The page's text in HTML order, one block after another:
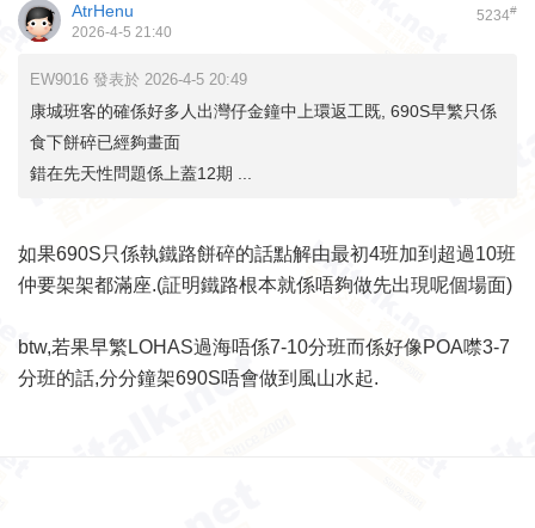
5234#
AtrHenu
2026-4-5 21:40
EW9016 發表於 2026-4-5 20:49
康城班客的確係好多人出灣仔金鐘中上環返工既, 690S早繁只係
食下餅碎已經夠畫面
錯在先天性問題係上蓋12期 ...
如果690S只係執鐵路餅碎的話點解由最初4班加到超過10班
仲要架架都滿座.(証明鐵路根本就係唔夠做先出現呢個場面)
btw,若果早繁LOHAS過海唔係7-10分班而係好像POA噤3-7
分班的話,分分鐘架690S唔會做到風山水起.